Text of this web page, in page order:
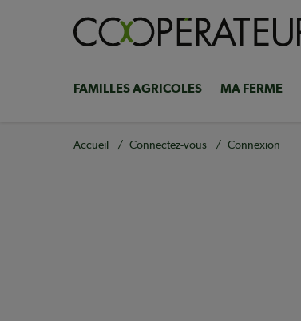
Navigation
principale
FAMILLES AGRICOLES MA FERME
Fil
Accueil Connectez-vous Connexion